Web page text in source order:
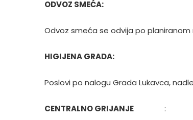
ODVOZ SMEĆA:
Odvoz smeća se odvija po
HIGIJENA GRADA:
Poslovi po nalogu Grada Lukavca,
CENTRALNO GRIJANJE :